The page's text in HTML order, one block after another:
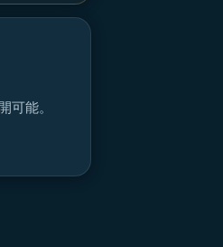
可能。